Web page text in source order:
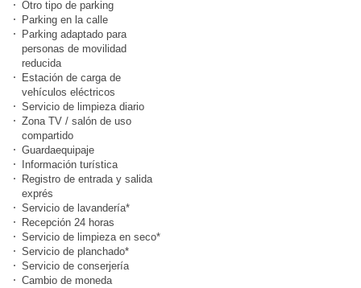
Otro tipo de parking
Parking en la calle
Parking adaptado para
personas de movilidad
reducida
Estación de carga de
vehículos eléctricos
Servicio de limpieza diario
Zona TV / salón de uso
compartido
Guardaequipaje
Información turística
Registro de entrada y salida
exprés
Servicio de lavandería*
Recepción 24 horas
Servicio de limpieza en seco*
Servicio de planchado*
Servicio de conserjería
Cambio de moneda